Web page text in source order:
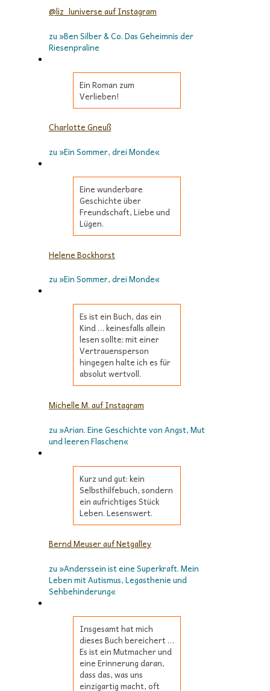
@liz_luniverse auf Instagram
zu »Ben Silber & Co. Das Geheimnis der
Riesenpraline
Ein Roman zum
Verlieben!
Charlotte Gneuß
zu »Ein Sommer, drei Monde«
Eine wunderbare
Geschichte über
Freundschaft, Liebe und
Lügen.
Helene Bockhorst
zu »Ein Sommer, drei Monde«
Es ist ein Buch, das ein
Kind … keinesfalls allein
lesen sollte; mit einer
Vertrauensperson
hingegen halte ich es für
absolut wertvoll.
Michelle M. auf Instagram
zu »Arian. Eine Geschichte von Angst, Mut
und leeren Flaschen«
Kurz und gut: kein
Selbsthilfebuch, sondern
ein aufrichtiges Stück
Leben. Lesenswert.
Bernd Meuser auf Netgalley
zu »Anderssein ist eine Superkraft. Mein
Leben mit Autismus, Legasthenie und
Sehbehinderung«
Insgesamt hat mich
dieses Buch bereichert …
Es ist ein Mutmacher und
eine Erinnerung daran,
dass das, was uns
einzigartig macht, oft